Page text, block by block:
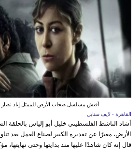
أفيش مسلسل صحاب الأرض للممثل إياد نصار
القاهرة - لايف ستايل
أشاد الناشط الفلسطيني خليل أبو إلياس
الأرض، معبرًا عن تقديره الكبير لصناع العمل بعد
قال إنه كان شاهدًا عليها منذ بدايتها وحتى